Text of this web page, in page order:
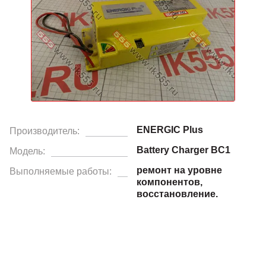
Производитель: ENERGIC Plus
Модель: Battery Charger BC1
Выполняемые работы:
ремонт на уровне
компонентов,
восстановление.